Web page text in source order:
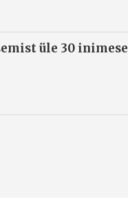
üle 30 inimese